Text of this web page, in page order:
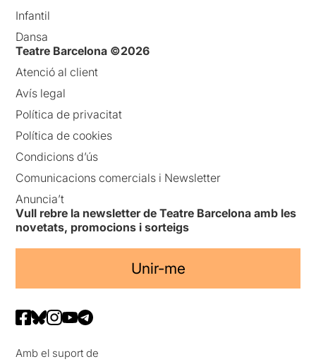
Infantil
Dansa
Teatre Barcelona ©2026
Atenció al client
Avís legal
Política de privacitat
Política de cookies
Condicions d’ús
Comunicacions comercials i Newsletter
Anuncia’t
Vull rebre la newsletter de Teatre Barcelona amb les
novetats, promocions i sorteigs
Unir-me
Amb el suport de